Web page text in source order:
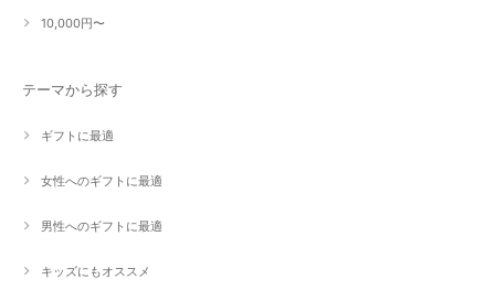
10,000円〜
テーマから探す
ギフトに最適
女性へのギフトに最適
男性へのギフトに最適
キッズにもオススメ